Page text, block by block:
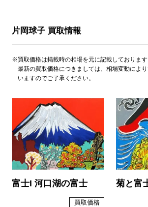
片岡球子 買取情報
※買取価格は掲載時の相場を元に記載しております
最新の買取価格につきましては、相場変動によ
いますのでご了承ください。
富士I 河口湖の富士
買取価格
菊と富